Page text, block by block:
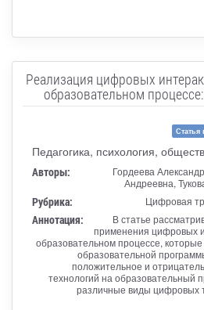
Реализация цифровых
образовательном
Статья
Педагогика, психология,
Авторы:
Гордеева
Андреевна,
Рубрика: Цифровая
Аннотация:
В статье
применения цифровых
образовательном процессе,
образовательной
положительное и
технологий на образовательный
различные виды цифровых